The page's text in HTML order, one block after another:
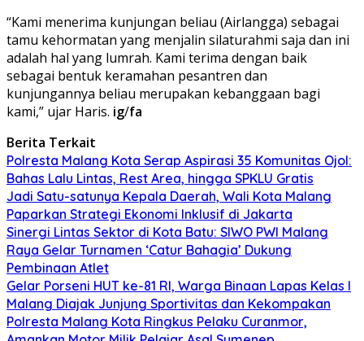
“Kami menerima kunjungan beliau (Airlangga) sebagai
tamu kehormatan yang menjalin silaturahmi saja dan ini
adalah hal yang lumrah. Kami terima dengan baik
sebagai bentuk keramahan pesantren dan
kunjungannya beliau merupakan kebanggaan bagi
kami,” ujar Haris. ig/fa
Berita Terkait
Polresta Malang Kota Serap Aspirasi 35 Komunitas Ojol:
Bahas Lalu Lintas, Rest Area, hingga SPKLU Gratis
Jadi Satu-satunya Kepala Daerah, Wali Kota Malang
Paparkan Strategi Ekonomi Inklusif di Jakarta
Sinergi Lintas Sektor di Kota Batu: SIWO PWI Malang
Raya Gelar Turnamen ‘Catur Bahagia’ Dukung
Pembinaan Atlet
Gelar Porseni HUT ke-81 RI, Warga Binaan Lapas Kelas I
Malang Diajak Junjung Sportivitas dan Kekompakan
Polresta Malang Kota Ringkus Pelaku Curanmor,